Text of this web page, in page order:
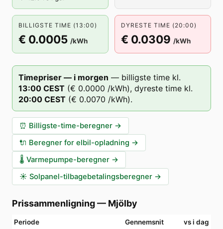
BILLIGSTE TIME (13:00)
€ 0.0005 /kWh
DYRESTE TIME (20:00)
€ 0.0309 /kWh
Timepriser — i morgen — billigste time kl.
13:00 CEST (€ 0.0000 /kWh), dyreste time kl.
20:00 CEST (€ 0.0070 /kWh).
⏰ Billigste-time-beregner →
🔌 Beregner for elbil-opladning →
🌡️ Varmepumpe-beregner →
☀️ Solpanel-tilbagebetalingsberegner →
Prissammenligning— Mjölby
Periode Gennemsnit vs i dag